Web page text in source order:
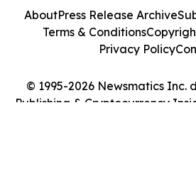
© 1995-2026 Newsmatics Inc.
Publishing & Cryptocurrency
AboutPress Release Archive
Terms & Conditions
Privacy Policy